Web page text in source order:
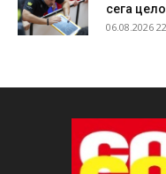
сега
06.08.2026